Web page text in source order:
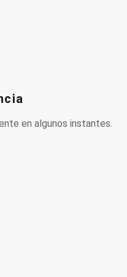
en algunos instantes.